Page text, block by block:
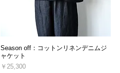
Season off：コットンリネンデニムジ
ャケット
価格
￥25,300